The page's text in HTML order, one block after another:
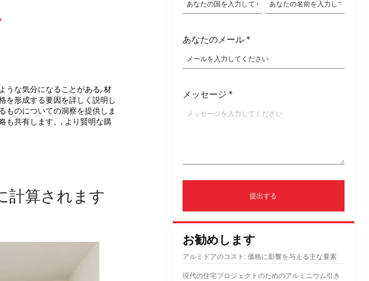
うな気分になることがある, 材
を形成する要因を詳しく説明し
ものについての洞察を提供しま
も共有します。, より賢明な購
計算されます
あなたのメール *
メッセージ *
提出する
お勧めします
アルミドアのコスト: 価格に影響を与える主な要素
現代の住宅プロジェクトのためのアルミニウム引き